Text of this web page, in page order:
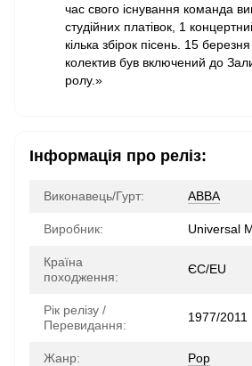
час свого існування команда
студійних платівок, 1
кілька збірок пісень. 15
колектив був включений до
ролу.»
Інформація про реліз:
Виконавець/Гурт: ABBA
Виробник: Universal
Країна
походження:
ЄС/EU
Рік релізу /
Перевидання:
1977/2011
Жанр: Pop